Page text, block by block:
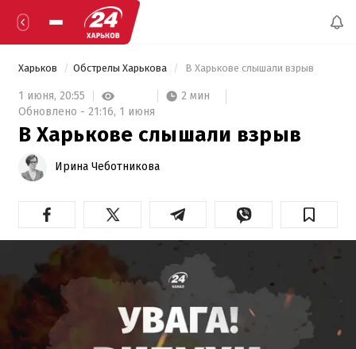
Харьков Обстрелы Харькова В Харькове слышали взрыв
1 июня, 20:55
2 мин
Обновлено - 21:16, 1 июня
В Харькове слышали взрыв
Ирина Чеботникова